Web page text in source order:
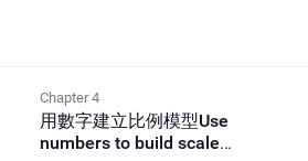
Chapter 4
用數字建立比例模型Use
numbers to build scale